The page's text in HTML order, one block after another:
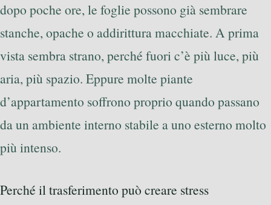
dopo poche ore, le foglie possono già sembrare
stanche, opache o addirittura macchiate. A prima
vista sembra strano, perché fuori c’è più luce, più
aria, più spazio. Eppure molte piante
d’appartamento soffrono proprio quando passano
da un ambiente interno stabile a uno esterno molto
più intenso.
Perché il trasferimento può creare stress